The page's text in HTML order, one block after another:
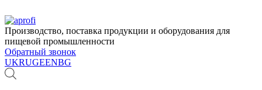
Производство, поставка продукции и оборудования для
пищевой промышленности
Обратный звонок
UKRUGEENBG